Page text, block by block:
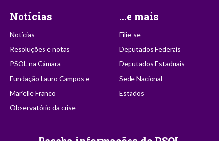
Notícias
Notícias
Resoluções e notas
PSOL na Câmara
Fundação Lauro Campos e
Marielle Franco
Observatório da crise
...e mais
Filie-se
Deputados Federais
Deputados Estaduais
Sede Nacional
Estados